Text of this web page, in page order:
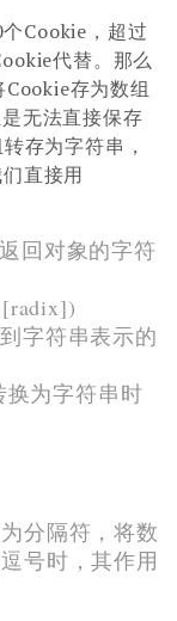
Cookie，超过
代替。那么
存为数组
无法直接保存
存为字符串，
直接用
回对象的字符
字符串表示的
为字符串时
分隔符，将数
号时，其作用